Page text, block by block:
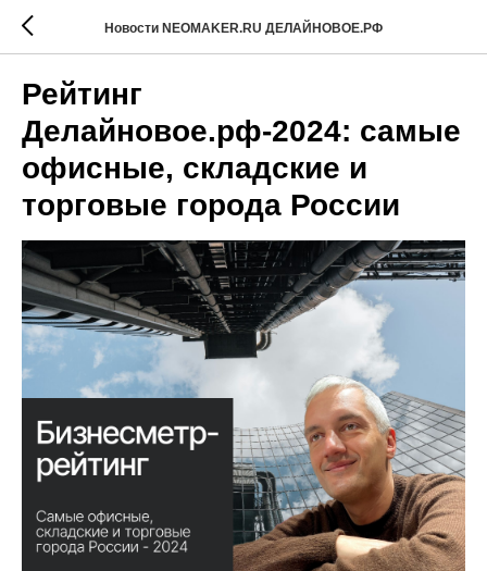
Новости NEOMAKER.RU ДЕЛАЙНОВОЕ.РФ
Рейтинг
Делайновое.рф-2024: самые
офисные, складские и
торговые города России